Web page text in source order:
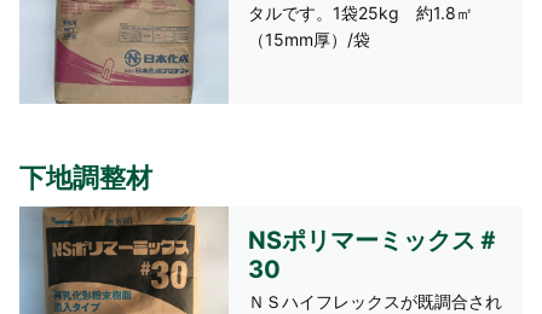
タルです。1袋25kg 約1.8㎡
（15mm厚）/袋
下地調整材
NSポリマーミックス＃
30
ＮＳハイフレックスが既調合され